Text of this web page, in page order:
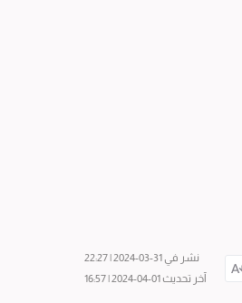
نشر في 31-03-2024 | 22:27
آخر تحديث 01-04-2024 | 16:57